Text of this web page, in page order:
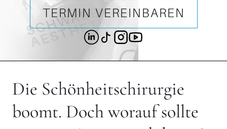
TERMIN VEREINBAREN
Die Schönheitschirurgie
boomt. Doch worauf sollte